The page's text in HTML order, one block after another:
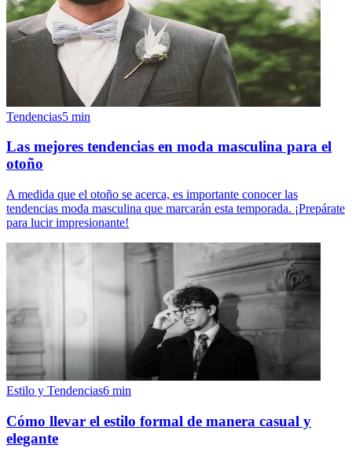
Tendencias5 min
Las mejores tendencias en moda masculina para el
otoño
A medida que el otoño se acerca, es importante conocer las
tendencias moda masculina que marcarán esta temporada. ¡Prepárate
para lucir impresionante!
Estilo y Tendencias6 min
Cómo llevar el estilo formal de manera casual y
elegante